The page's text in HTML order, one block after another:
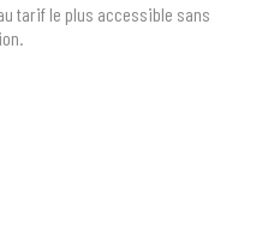
tarif le plus accessible sans